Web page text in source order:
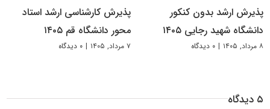
پذیرش ارشد بدون کنکور
دانشگاه شهید رجایی ۱۴۰۵
۸ مرداد, ۱۴۰۵ | ۰ دیدگاه
پذیرش کارشناسی ارشد استاد
محور دانشگاه قم ۱۴۰۵
۷ مرداد, ۱۴۰۵ | ۰ دیدگاه
۵ دیدگاه